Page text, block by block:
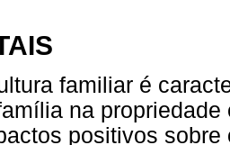
familiar é
na
positivos